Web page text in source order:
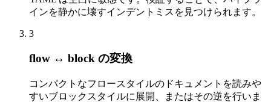
インを静かに壊すインデントミスを見つけられます。
3
flow ↔ block の変換
コンパクトなフロースタイルのドキュメントを読みや
すいブロックスタイルに展開、またはその逆を行いま